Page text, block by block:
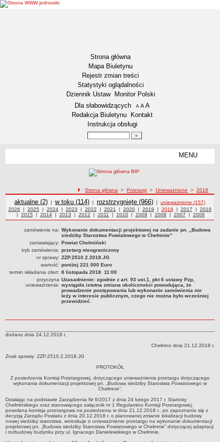
Strona główna
Mapa Biuletynu
Rejestr zmian treści
Statystyki oglądalności
Dziennik Ustaw
Monitor Polski
Menu dodatkowe
Dla słabowidzących A pomniejsz czcionkę
A standardowy rozmiar czcionki
A
Redakcja Biuletynu
Kontakt
Instrukcja obsługi
MENU
Koordynator ds. dostępności
Raport o stanie zapewniania dostępności
Plan działania na rzecz poprawy zapewnienia dostępności
POLITYKA PRYWATNOŚCI
NASZ POWIAT
Dane podstawowe i lokalizacja
Strategia rozwoju
Gminy
STAROSTWO POWIATOWE
Samodzielne stanowiska pracy
Regulamin organizacyjny
Praca w urzędzie - archiwum
Elektroniczna Skrzynka Podawcza
Procedura antymobbingowa
Standardy ochrony małoletnich
SYGNALISTA
AKTUALNOŚCI I OGŁOSZENIA
OBWIESZCZENIA (Z ART. 49 KPA)
ścieżka nawigacji
Strona główna >Przetargi >Unieważnione >2018
Przetargi
aktualne (2) |Przetargi
w toku (114) |Przetargi
rozstrzygnięte (966) | Przetargi
unieważnione (157)
Przetargi z roku
2026 | Przetargi z roku
2025 | Przetargi z roku
2024| Przetargi z roku
2023 | Przetargi z roku
2022 | Przetargi z roku
2021 | Przetargi z roku
2020| Przetargi z roku
2019 | Przetargi z roku
2018 | Przetargi z roku
2017 | Przetargi
z roku
2016
| Przetargi z roku
2015 | Przetargi z roku
2014| Przetargi z roku
2013 | Przetargi z roku
2012 | Przetargi z roku
2011 | Przetargi z roku
2010| Przetargi z roku
2009 | Przetargi z roku
2008 | Przetargi z roku
2007 |
Przetargi z
roku
2006
zamówienie na: Wykonanie dokumentacji projektowej na zadanie pn. „Budowa
siedziby Starostwa Powiatowego w Chełmnie”
zamawiający: Powiat Chełmiński
tryb zamówienia: przetarg nieograniczony
nr sprawy: ZZP.2510.2.2018.JG
wartość: poniżej 221 000 Euro
termin składania ofert: 8 listopada 2018 11:00
przyczyna
unieważnienia:
Uzasadnienie: zgodnie z art. 93 ust.1, pkt 6 ustawy Pzp,
wystąpiła istotna zmiana okoliczności powodująca, że
prowadzenie postępowania lub wykonanie zamówienia nie
leży w interesie publicznym, czego nie można było wcześniej
przewidzieć.
dodano dnia 24.12.2018 r.
Chełmno dnia 21.12.2018 r.
Znak sprawy: ZZP.2510.2.2018.JG
PROTOKÓŁ
Z posiedzenia Komisji Przetargowej, dotyczącego unieważnienia przetargu dotyczącego
wykonania dokumentacji projektowej pn. „Budowa siedziby Starostwa Powiatowego w
Chełmnie”.
Działając na podstawie Zarządzenia Nr 6/2017 z dnia 24 lutego 2017 r. Starosty
Chełmińskiego oraz stanowiącego załącznik nr 1 Regulaminu Komisji Przetargowej,
powołana komisja przetargowa na posiedzeniu w dniu 21.12.2018 r., po zapoznaniu się z
decyzją Zarządu Powiatu z dnia 20.12.2018 r. o planowanej zmianie lokalizacji budowy
nowej siedziby starostwa, wnioskuje o unieważnienie przetargu na wykonanie dokumentacji
projektowej pn. „Budowa siedziby Starostwa Powiatowego w Chełmnie” dotyczącej adaptacji
i rozbudowy budynku przy ul. Ignacego Danielewskiego w Chełmnie.